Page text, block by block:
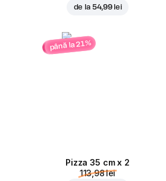
de la 54,99 lei
până la 21%
Pizza 35 cm x 2
113,98 lei